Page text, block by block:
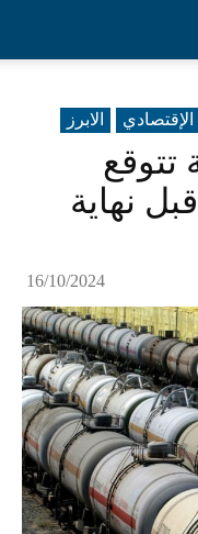
الإقتصادي الابرز
تتوقع
نهاية
16/10/2024